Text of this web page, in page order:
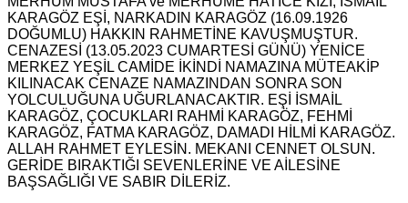
KARAGÖZ EŞİ, NARKADIN KARAGÖZ (16.09.1926
DOĞUMLU) HAKKIN RAHMETİNE KAVUŞMUŞTUR.
CENAZESİ (13.05.2023 CUMARTESİ GÜNÜ) YENİCE
MERKEZ YEŞİL CAMİDE İKİNDİ NAMAZINA MÜTEAKİP
KILINACAK CENAZE NAMAZINDAN SONRA SON
YOLCULUĞUNA UĞURLANACAKTIR. EŞİ İSMAİL
KARAGÖZ, ÇOCUKLARI RAHMİ KARAGÖZ, FEHMİ
KARAGÖZ, FATMA KARAGÖZ, DAMADI HİLMİ KARAGÖZ.
ALLAH RAHMET EYLESİN. MEKANI CENNET OLSUN.
GERİDE BIRAKTIĞI SEVENLERİNE VE AİLESİNE
BAŞSAĞLIĞI VE SABIR DİLERİZ.